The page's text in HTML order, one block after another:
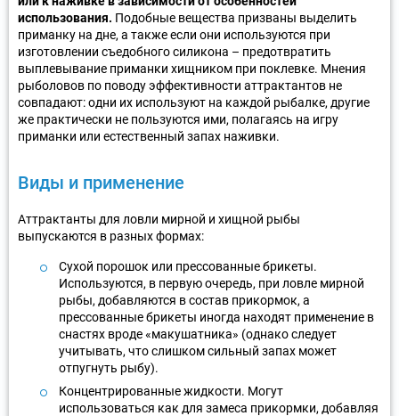
использования. Подобные вещества призваны выделить
приманку на дне, а также если они используются при
изготовлении съедобного силикона – предотвратить
выплевывание приманки хищником при поклевке. Мнения
рыболовов по поводу эффективности аттрактантов не
совпадают: одни их используют на каждой рыбалке, другие
же практически не пользуются ими, полагаясь на игру
приманки или естественный запах наживки.
Виды и применение
Аттрактанты для ловли мирной и хищной рыбы
выпускаются в разных формах:
Сухой порошок или прессованные брикеты.
Используются, в первую очередь, при ловле мирной
рыбы, добавляются в состав прикормок, а
прессованные брикеты иногда находят применение в
снастях вроде «макушатника» (однако следует
учитывать, что слишком сильный запах может
отпугнуть рыбу).
Концентрированные жидкости. Могут
использоваться как для замеса прикормки, добавляя